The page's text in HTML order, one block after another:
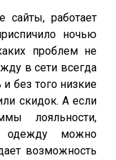
сайты, работает
ночью
проблем не
в сети всегда
без того низкие
скидок. А если
лояльности,
можно
возможность